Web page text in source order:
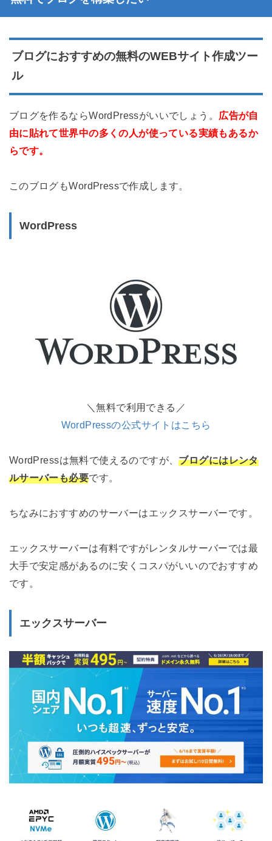
ブログにおすすめの無料のWEBサイト作成ツー
ル
ブログを作るならWordPressがいいでしょう。 広告が自
由に貼れて世界中の多くの人が使っている実績もあるか
らです。
このブログもWordPressで作成します。
WordPress
＼無料で利用できる／
WordPressの公式サイトはこちら
WordPressは無料で使えるのですが、ブログにはレンタ
ルサーバーも必要です。
ちなみにおすすめのサーバーはエックスサーバーです。
エックスサーバーは有料ですがレンタルサーバーでは最
大手で安定感があるのに安くコスパがいいのでおすすめ
です。
エックスサーバー